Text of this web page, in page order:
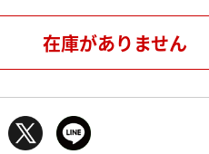
在庫がありません